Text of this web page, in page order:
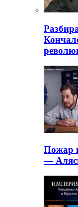
Пожар
—